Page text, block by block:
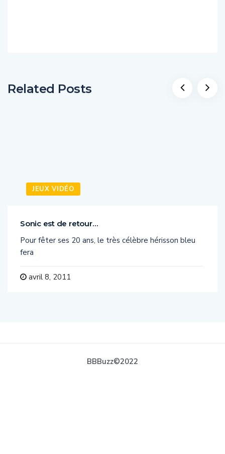
Related Posts
JEUX VIDÉO
Sonic est de retour…
Pour fêter ses 20 ans, le très célèbre hérisson bleu
fera
avril 8, 2011
BBBuzz©2022